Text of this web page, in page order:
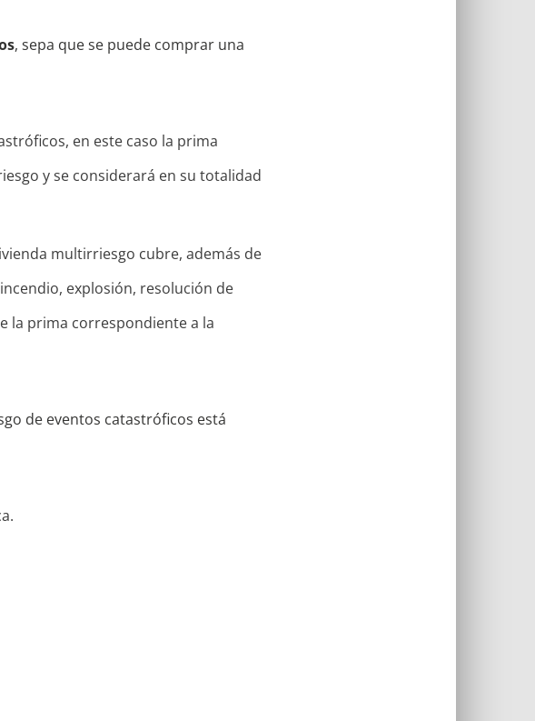
, sepa que se puede comprar una
en este caso la prima
y se considerará en su totalidad
multirriesgo cubre, además de
explosión, resolución de
la prima correspondiente a la
de eventos catastróficos está